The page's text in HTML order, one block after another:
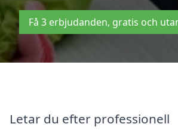
Få 3 erbjudanden, gratis och
Letar du efter professionell